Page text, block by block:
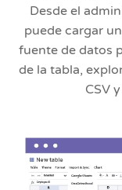
Desde el
puede cargar
fuente de datos
de la tabla,
CSV